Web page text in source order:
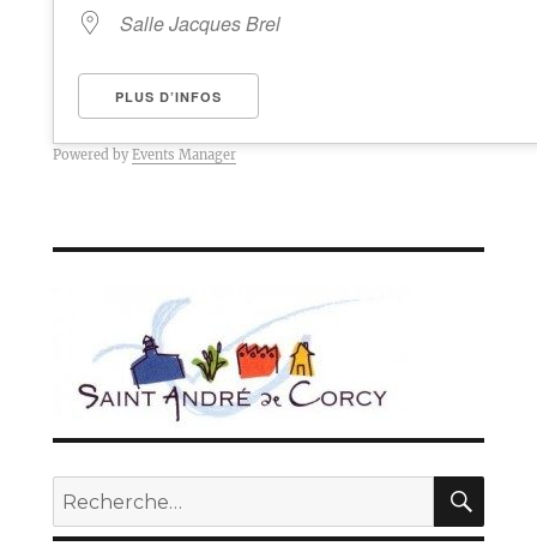
Salle Jacques Brel
PLUS D’INFOS
Powered byEvents Manager
Recherche
pour :